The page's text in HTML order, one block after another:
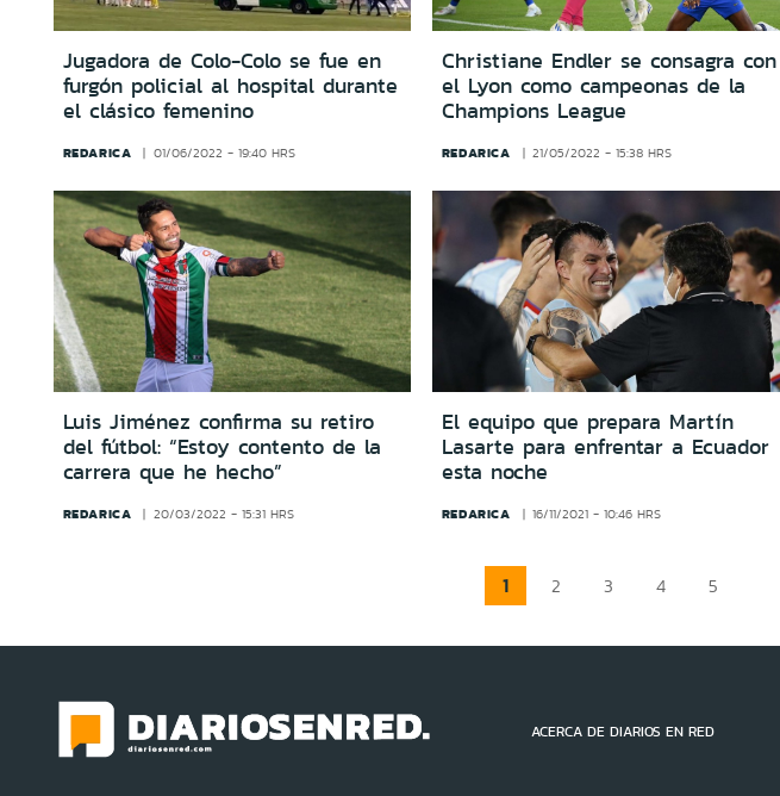
Jugadora de Colo-Colo se fue en
furgón policial al hospital durante
el clásico femenino
REDARICA 01/06/2022 - 19:40 HRS
Christiane Endler se consagra con
el Lyon como campeonas de la
Champions League
REDARICA 21/05/2022 - 15:38 HRS
Luis Jiménez confirma su retiro
del fútbol: “Estoy contento de la
carrera que he hecho”
REDARICA 20/03/2022 - 15:31 HRS
El equipo que prepara Martín
Lasarte para enfrentar a Ecuador
esta noche
REDARICA 16/11/2021 - 10:46 HRS
1 2 3 4 5
ACERCA DE DIARIOS EN RED